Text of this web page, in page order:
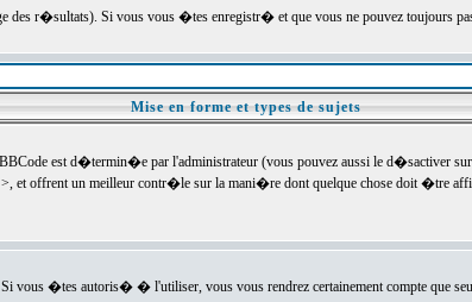
des r�sultats). Si vous vous �tes enregistr� et que vous ne pouvez toujours
Mise en forme et types de sujets
est d�termin�e par l'administrateur (vous pouvez aussi le d�sactiver
et offrent un meilleur contr�le sur la mani�re dont quelque chose doit �tre
�tes autoris� � l'utiliser, vous vous rendrez certainement compte que